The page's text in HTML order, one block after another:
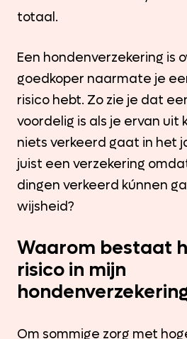
totaal.
Een hondenverzekering is
goedkoper naarmate je
risico hebt. Zo zie je dat
voordelig is als je ervan uit
niets verkeerd gaat in het
juist een verzekering
dingen verkeerd kúnnen
wijsheid?
Waarom bestaat
risico in mijn
Om sommige zorg met